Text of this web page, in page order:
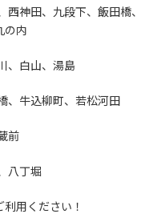
西神田、九段下、飯田橋、
の内
、白山、湯島
、牛込柳町、若松河田
前
八丁堀
用ください！